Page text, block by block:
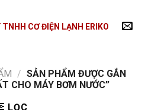
TNHH CƠ ĐIỆN LẠNH ERIKO
/ SẢN PHẨM ĐƯỢC GẮN
CHO MÁY BƠM NƯỚC”
LỌC